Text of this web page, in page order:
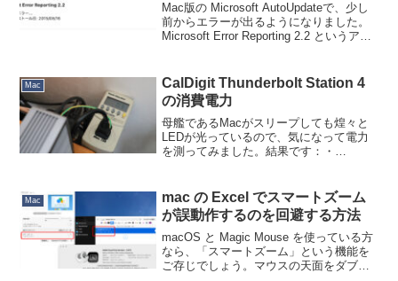
Mac版の Microsoft AutoUpdateで、少し
前からエラーが出るようになりました。
Microsoft Error Reporting 2.2 というアプ
ろ、/...
Mac
CalDigit Thunderbolt Station 4
の消費電力
母艦であるMacがスリープしても煌々と
LEDが光っているので、気になって電力
を測ってみました。結果です：・
Mac（ホスト）稼働時：8〜11W１ヶ月ず
っとスリープさせておく...
Mac
mac の Excel でスマートズーム
が誤動作するのを回避する方法
macOS と Magic Mouse を使っている方
なら、「スマートズーム」という機能を
ご存じでしょう。マウスの天面をダブル